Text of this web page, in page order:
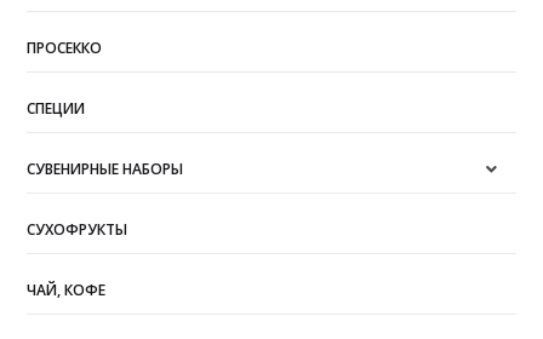
ПРОСЕККО
СПЕЦИИ
СУВЕНИРНЫЕ НАБОРЫ
СУХОФРУКТЫ
ЧАЙ, КОФЕ